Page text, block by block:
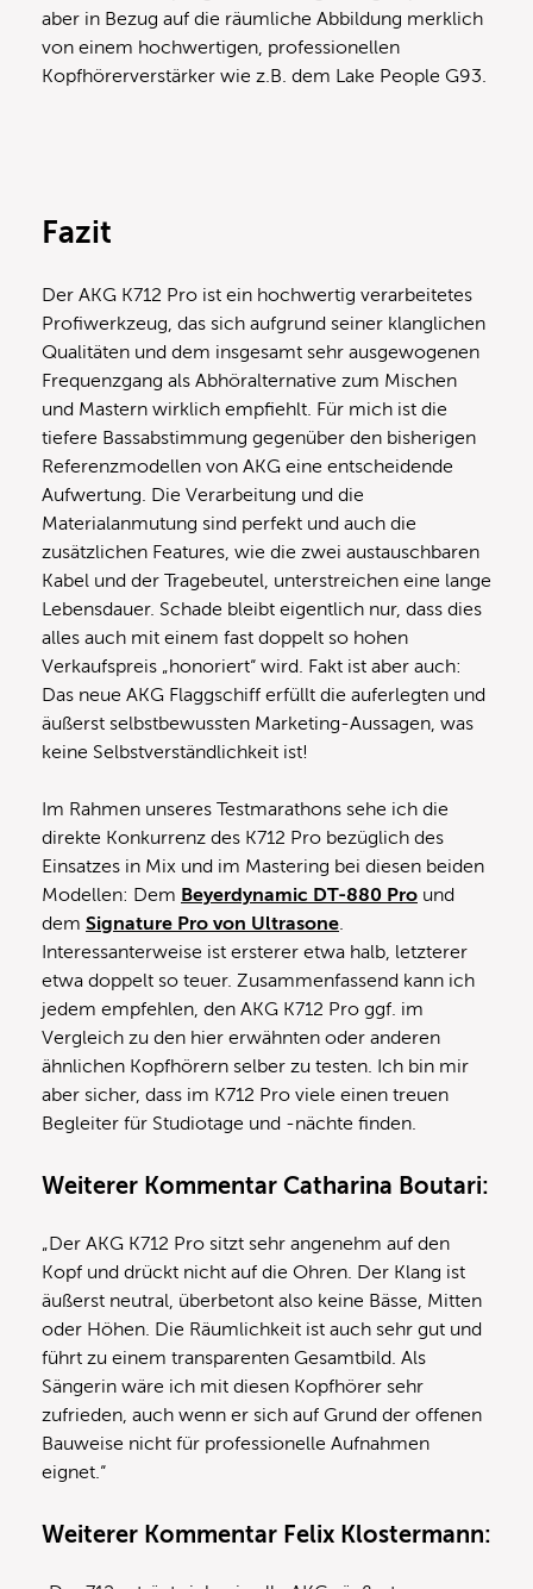
aber in Bezug auf die räumliche Abbildung merklich
von einem hochwertigen, professionellen
Kopfhörerverstärker wie z.B. dem Lake People G93.
Fazit
Der AKG K712 Pro ist ein hochwertig verarbeitetes
Profiwerkzeug, das sich aufgrund seiner klanglichen
Qualitäten und dem insgesamt sehr ausgewogenen
Frequenzgang als Abhöralternative zum Mischen
und Mastern wirklich empfiehlt. Für mich ist die
tiefere Bassabstimmung gegenüber den bisherigen
Referenzmodellen von AKG eine entscheidende
Aufwertung. Die Verarbeitung und die
Materialanmutung sind perfekt und auch die
zusätzlichen Features, wie die zwei austauschbaren
Kabel und der Tragebeutel, unterstreichen eine lange
Lebensdauer. Schade bleibt eigentlich nur, dass dies
alles auch mit einem fast doppelt so hohen
Verkaufspreis „honoriert“ wird. Fakt ist aber auch:
Das neue AKG Flaggschiff erfüllt die auferlegten und
äußerst selbstbewussten Marketing-Aussagen, was
keine Selbstverständlichkeit ist!
Im Rahmen unseres Testmarathons sehe ich die
direkte Konkurrenz des K712 Pro bezüglich des
Einsatzes in Mix und im Mastering bei diesen beiden
Modellen: Dem Beyerdynamic DT-880 Pro und
dem Signature Pro von Ultrasone.
Interessanterweise ist ersterer etwa halb, letzterer
etwa doppelt so teuer. Zusammenfassend kann ich
jedem empfehlen, den AKG K712 Pro ggf. im
Vergleich zu den hier erwähnten oder anderen
ähnlichen Kopfhörern selber zu testen. Ich bin mir
aber sicher, dass im K712 Pro viele einen treuen
Begleiter für Studiotage und -nächte finden.
Weiterer Kommentar Catharina Boutari:
„Der AKG K712 Pro sitzt sehr angenehm auf den
Kopf und drückt nicht auf die Ohren. Der Klang ist
äußerst neutral, überbetont also keine Bässe, Mitten
oder Höhen. Die Räumlichkeit ist auch sehr gut und
führt zu einem transparenten Gesamtbild. Als
Sängerin wäre ich mit diesen Kopfhörer sehr
zufrieden, auch wenn er sich auf Grund der offenen
Bauweise nicht für professionelle Aufnahmen
eignet.“
Weiterer Kommentar Felix Klostermann: